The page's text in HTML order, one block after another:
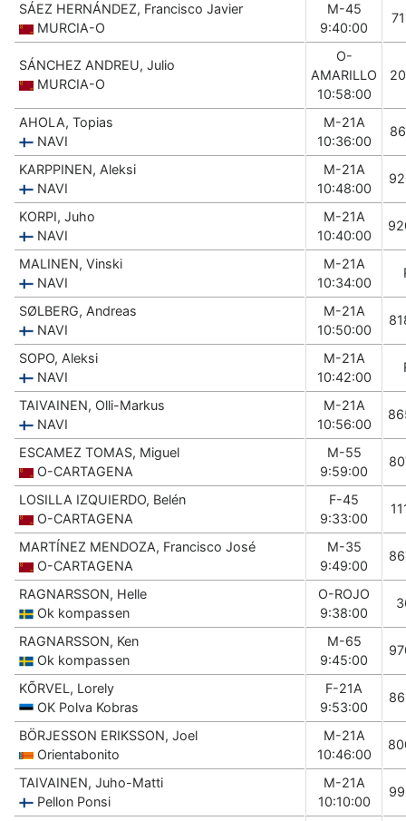
SÁEZ HERNÁNDEZ, Francisco Javier
MURCIA-O
M-45
9:40:00
SÁNCHEZ ANDREU, Julio
MURCIA-O
O-
AMARILLO
10:58:00
AHOLA, Topias
NAVI
M-21A
10:36:00
KARPPINEN, Aleksi
NAVI
M-21A
10:48:00
KORPI, Juho
NAVI
M-21A
10:40:00
MALINEN, Vinski
NAVI
M-21A
10:34:00
SØLBERG, Andreas
NAVI
M-21A
10:50:00
SOPO, Aleksi
NAVI
M-21A
10:42:00
TAIVAINEN, Olli-Markus
NAVI
M-21A
10:56:00
ESCAMEZ TOMAS, Miguel
O-CARTAGENA
M-55
9:59:00
LOSILLA IZQUIERDO, Belén
O-CARTAGENA
F-45
9:33:00
MARTÍNEZ MENDOZA, Francisco José
O-CARTAGENA
M-35
9:49:00
RAGNARSSON, Helle
Ok kompassen
O-ROJO
9:38:00
RAGNARSSON, Ken
Ok kompassen
M-65
9:45:00
KÕRVEL, Lorely
OK Polva Kobras
F-21A
9:53:00
BÖRJESSON ERIKSSON, Joel
Orientabonito
M-21A
10:46:00
TAIVAINEN, Juho-Matti
Pellon Ponsi
M-21A
10:10:00